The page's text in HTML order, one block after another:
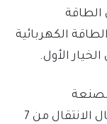
الطاقة
الكهربائية
الأول.
لتصميمات ASIC أصغر، على سبيل المثال الانتقال من 7